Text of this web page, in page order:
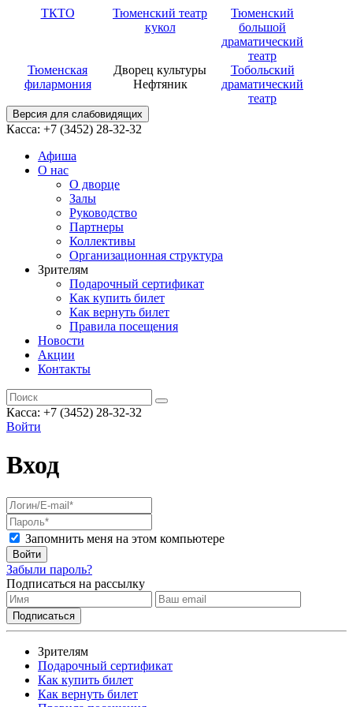
ТКТО
Тюменский театр
кукол
Тюменский
большой
драматический
театр
Тюменская
филармония
Дворец культуры
Нефтяник
Тобольский
драматический
театр
Версия для слабовидящих
Касса: +7 (3452) 28-32-32
Афиша
О нас
О дворце
Залы
Руководство
Партнеры
Коллективы
Организационная структура
Зрителям
Подарочный сертификат
Как купить билет
Как вернуть билет
Правила посещения
Новости
Акции
Контакты
Касса: +7 (3452) 28-32-32
Войти
Вход
Запомнить меня на этом компьютере
Войти
Забыли пароль?
Подписаться на рассылку
Зрителям
Подарочный сертификат
Как купить билет
Как вернуть билет